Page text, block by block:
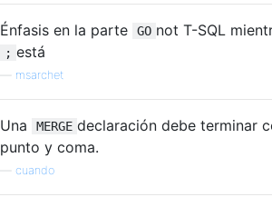
Énfasis en la parte GO not T-SQL
; está
msarchet
Una MERGE declaración debe terminar
punto y coma.
cuando